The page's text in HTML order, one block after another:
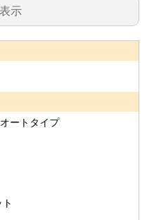
示
ートタイプ